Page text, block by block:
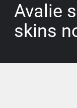
Avalie
skins